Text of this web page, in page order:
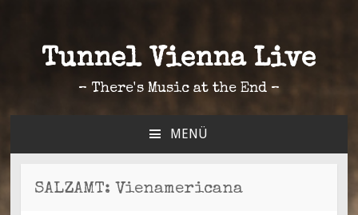
Tunnel Vienna Live
– There's Music at the End –
MENÜ
SPRINGEN
SALZAMT: Vienamericana